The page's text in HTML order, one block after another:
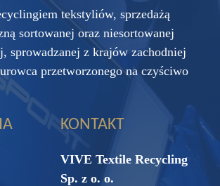
tekstyliów, sprzedażą
sortowanej oraz niesortowanej
sprowadzanej z krajów zachodniej
przetworzonego na czyściwo
KONTAKT
VIVE Textile Recycling
Sp. z o. o.